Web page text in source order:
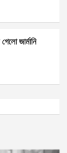
জার্মানি